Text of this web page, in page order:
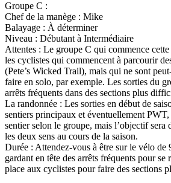
Groupe C :
Chef de la manège : Mike
Balayage : À déterminer
Niveau : Débutant à Intermédiaire
Attentes : Le groupe C qui commence
les cyclistes qui commencent à parcourir
(Pete’s Wicked Trail), mais qui ne sont
faire en solo, par exemple. Les sorties du
arrêts fréquents dans des sections plus
La randonnée : Les sorties en début de
sentiers principaux et éventuellement
sentier selon le groupe, mais l’objectif sera
les deux sens au cours de la saison.
Durée : Attendez-vous à être sur le vélo de
gardant en tête des arrêts fréquents pour se
place aux cyclistes pour faire des sections